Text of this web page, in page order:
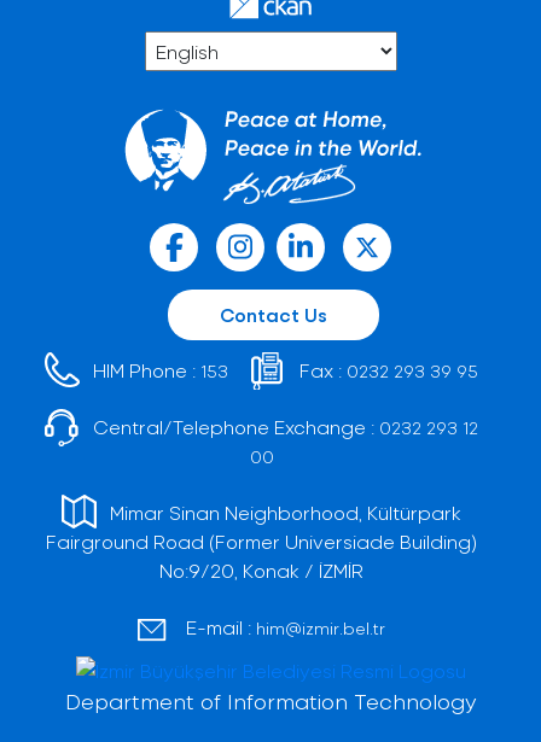
Contact Us
HIM Phone : 153 Fax : 0232 293 39 95
Central/Telephone Exchange : 0232 293 12
00
Mimar Sinan Neighborhood, Kültürpark
Fairground Road (Former Universiade Building)
No:9/20, Konak / İZMİR
E-mail : him@izmir.bel.tr
Department of Information Technology